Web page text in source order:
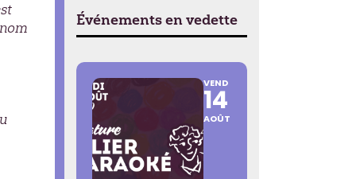
Événements en vedette
VEND
14
AOÛT